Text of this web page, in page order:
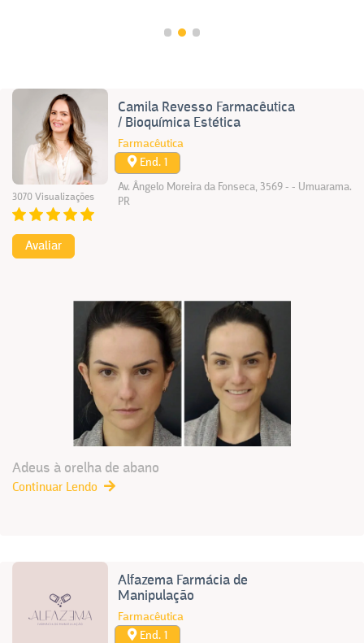
3070 Visualizações
Avaliar
Camila Revesso Farmacêutica
/ Bioquímica Estética
Farmacêutica
End. 1
Av. Ângelo Moreira da Fonseca, 3569 - - Umuarama.
PR
Adeus à orelha de abano
Continuar Lendo
Alfazema Farmácia de
Manipulação
Farmacêutica
End. 1